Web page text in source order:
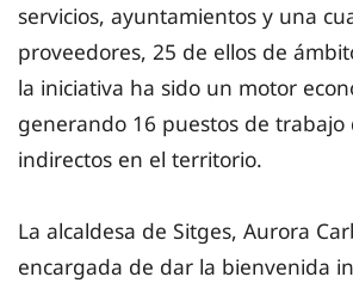
servicios, ayuntamientos y una
proveedores, 25 de ellos de
la iniciativa ha sido un motor
generando 16 puestos de trabajo
indirectos en el territorio.
La alcaldesa de Sitges, Aurora
encargada de dar la bienvenida